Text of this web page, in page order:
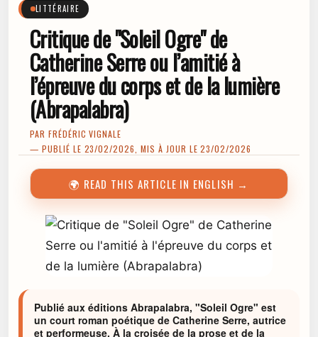
LITTÉRAIRE
Critique de "Soleil Ogre" de
Catherine Serre ou l’amitié à
l’épreuve du corps et de la lumière
(Abrapalabra)
PAR FRÉDÉRIC VIGNALE
— PUBLIÉ LE 23/02/2026, MIS À JOUR LE 23/02/2026
🌍 READ THIS ARTICLE IN ENGLISH →
Publié aux éditions Abrapalabra, "Soleil Ogre" est
un court roman poétique de Catherine Serre, autrice
et performeuse. À la croisée de la prose et de la